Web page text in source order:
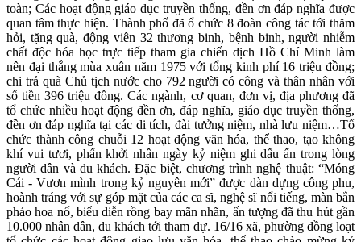
toàn; Các hoạt động giáo dục truyền thống, đền ơn đáp nghĩa được
quan tâm thực hiện. Thành phố đã ổ chức 8 đoàn công tác tới thăm
hỏi, tặng quà, động viên 32 thương binh, bệnh binh, người nhiễm
chất độc hóa học trực tiếp tham gia chiến dịch Hồ Chí Minh làm
nên đại thắng mùa xuân năm 1975 với tổng kinh phí 16 triệu đồng;
chi trả quà Chủ tịch nước cho 792 người có công và thân nhân với
số tiền 396 triệu đồng. Các ngành, cơ quan, đơn vị, địa phương đã
tổ chức nhiều hoạt động đền ơn, đáp nghĩa, giáo dục truyền thống,
đền ơn đáp nghĩa tại các di tích, đài tưởng niệm, nhà lưu niệm…Tổ
chức thành công chuỗi 12 hoạt động văn hóa, thể thao, tạo không
khí vui tươi, phấn khởi nhân ngày kỷ niệm ghi dấu ấn trong lòng
người dân và du khách. Đặc biệt, chương trình nghệ thuật: “Móng
Cái - Vươn mình trong kỷ nguyên mới” được dàn dựng công phu,
hoành tráng với sự góp mặt của các ca sĩ, nghệ sĩ nổi tiếng, màn bắn
pháo hoa nổ, biểu diễn rồng bay mãn nhãn, ấn tượng đã thu hút gần
10.000 nhân dân, du khách tới tham dự. 16/16 xã, phường đồng loạt